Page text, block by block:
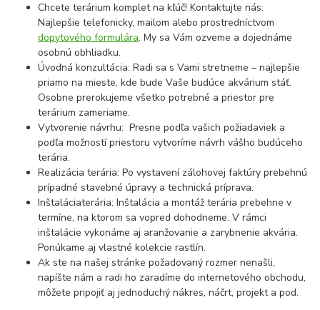
Chcete terárium komplet na kľúč! Kontaktujte nás:
Najlepšie telefonicky, mailom alebo prostredníctvom
dopytového formulára. My sa Vám ozveme a dojednáme
osobnú obhliadku.
Úvodná konzultácia: Radi sa s Vami stretneme – najlepšie
priamo na mieste, kde bude Vaše budúce akvárium stáť.
Osobne prerokujeme všetko potrebné a priestor pre
terárium zameriame.
Vytvorenie návrhu: Presne podľa vašich požiadaviek a
podľa možností priestoru vytvoríme návrh vášho budúceho
terária.
Realizácia terária: Po vystavení zálohovej faktúry prebehnú
prípadné stavebné úpravy a technická príprava.
Inštaláciaterária: Inštalácia a montáž terária prebehne v
termíne, na ktorom sa vopred dohodneme. V rámci
inštalácie vykonáme aj aranžovanie a zarybnenie akvária.
Ponúkame aj vlastné kolekcie rastlín.
Ak ste na našej stránke požadovaný rozmer nenašli,
napíšte nám a radi ho zaradíme do internetového obchodu,
môžete pripojiť aj jednoduchý nákres, náčrt, projekt a pod.